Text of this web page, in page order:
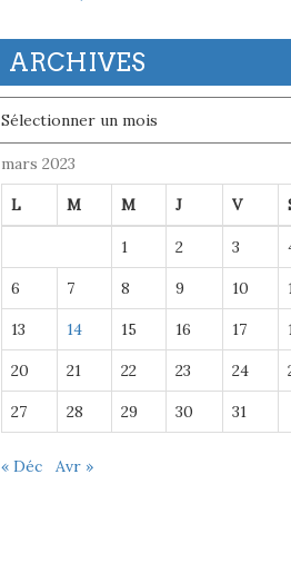
ARCHIVES
mars 2023
L M M J V
1 2 3
6 7 8 9 10
13 14 15 16 17
20 21 22 23 24
27 28 29 30 31
« Déc Avr »